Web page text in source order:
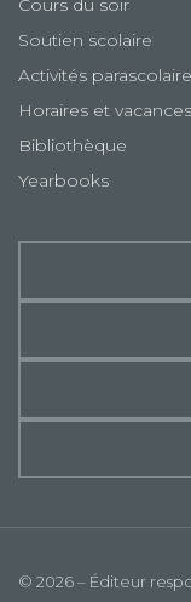
Cours du soir
Soutien scolaire
Activités parascolaire
Horaires et
Bibliothèque
Yearbooks
© 2026 – Éditeur